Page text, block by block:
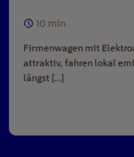
10 min
Firmenwagen mit
attraktiv, fahren lokal
längst […]